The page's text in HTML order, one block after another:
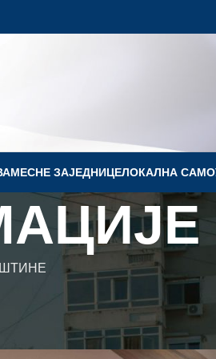
МЕСНЕ ЗАЈЕДНИЦЕЛОКАЛНА
Караџић“ Ковин